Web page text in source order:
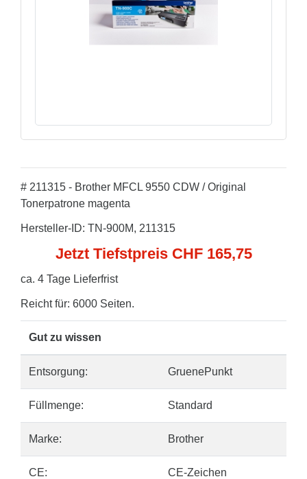
# 211315 - Brother MFCL 9550 CDW / Original
Tonerpatrone magenta
Hersteller-ID: TN-900M, 211315
Jetzt Tiefstpreis CHF 165,75
ca. 4 Tage Lieferfrist
Reicht für: 6000 Seiten.
Gut zu wissen
Entsorgung: GruenePunkt
Füllmenge: Standard
Marke: Brother
CE: CE-Zeichen